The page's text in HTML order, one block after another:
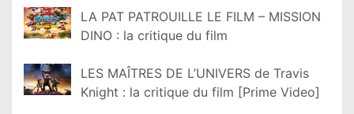
LA PAT PATROUILLE LE FILM – MISSION
DINO : la critique du film
LES MAÎTRES DE L’UNIVERS de Travis
Knight : la critique du film [Prime Video]